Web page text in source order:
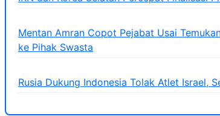
Mentan Amran Copot Pejabat Usai
ke Pihak Swasta
Rusia Dukung Indonesia Tolak Atlet Israel,